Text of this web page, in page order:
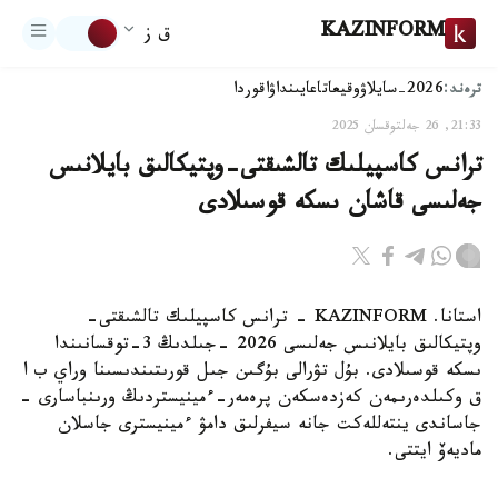
KAZINFORM ق ز
ترەند:2026-سايلاۋ وقيعاتاعايىنداۋاقوردا
21:33, 26 جەلتوقسان 2025
ترانس كاسپيلىك تالشىقتى-وپتيكالىق بايلانىس
جەلىسى قاشان ىسكە قوسىلادى
استانا. KAZINFORM - ترانس كاسپيلىك تالشىقتى-
وپتيكالىق بايلانىس جەلىسى 2026 -جىلدىڭ 3-توقسانىندا
ىسكە قوسىلادى. بۇل تۋرالى بۇگىن جىل قورىتىندىسىنا وراي ب ا
ق وكىلدەرىمەن كەزدەسكەن پرەمەر-ءمينيستردىڭ ورىنباسارى -
جاساندى ينتەللەكت جانە سيفرلىق دامۋ ءمينيسترى جاسلان
ماديەۆ ايتتى.